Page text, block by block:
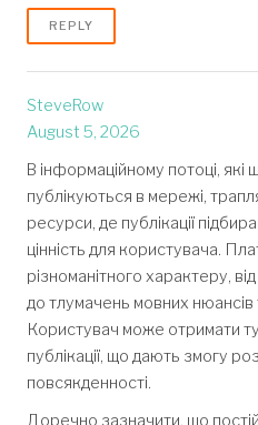
REPLY
SteveRow
August 5, 2026
В інформаційному потоці, які
публікуються в мережі,
ресурси, де публікації
цінність для користувача.
різноманітного характеру,
до тлумачень мовних нюансів
Користувач може отримати
публікації, що дають змогу
повсякденності.
Доречно зазначити, що